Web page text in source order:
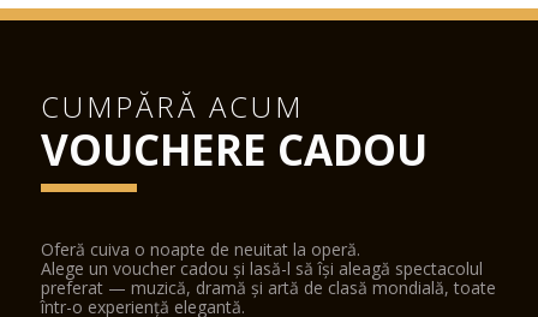
CUMPĂRĂ ACUM
VOUCHERE CADOU
Oferă cuiva o noapte de neuitat la operă.
Alege un voucher cadou și lasă-l să își aleagă spectacolul
preferat — muzică, dramă și artă de clasă mondială, toate
într-o experiență elegantă.